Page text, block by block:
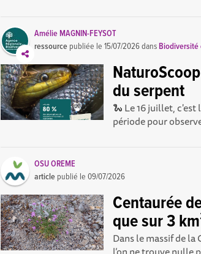
Amélie MAGNIN-FEYSOT
ressource publiée le15/07/2026dansBiodiversité
du serpent
🐍 Le 16 juillet,
période pour
OSU OREME
article publié le09/07/2026
Centaurée
que sur 3
Dans le massif de